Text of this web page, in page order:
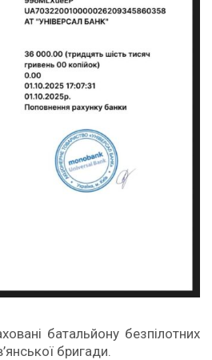
батальйону безпілотних
бригади.